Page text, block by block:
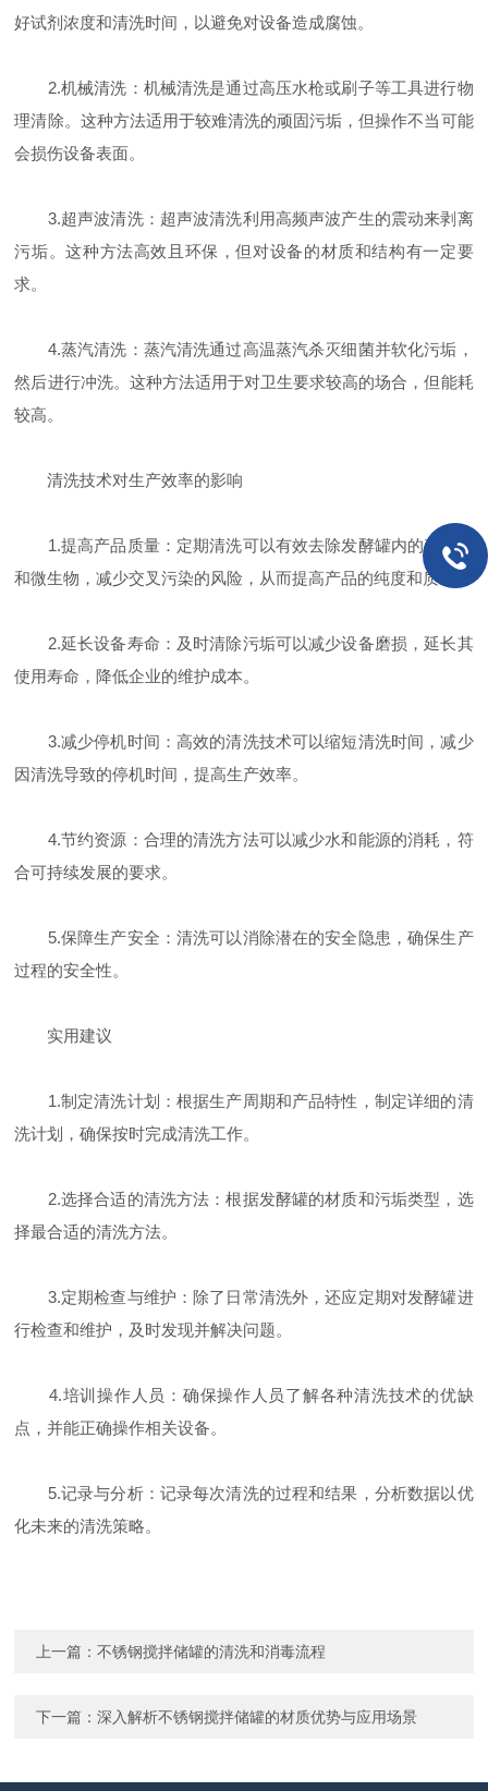
好试剂浓度和清洗时间，以避免对设备造成腐蚀。
2.机械清洗：机械清洗是通过高压水枪或刷子等工具进行物
理清除。这种方法适用于较难清洗的顽固污垢，但操作不当可能
会损伤设备表面。
3.超声波清洗：超声波清洗利用高频声波产生的震动来剥离
污垢。这种方法高效且环保，但对设备的材质和结构有一定要
求。
4.蒸汽清洗：蒸汽清洗通过高温蒸汽杀灭细菌并软化污垢，
然后进行冲洗。这种方法适用于对卫生要求较高的场合，但能耗
较高。
清洗技术对生产效率的影响
1.提高产品质量：定期清洗可以有效去除发酵罐内的残留物
和微生物，减少交叉污染的风险，从而提高产品的纯度和质量。
2.延长设备寿命：及时清除污垢可以减少设备磨损，延长其
使用寿命，降低企业的维护成本。
3.减少停机时间：高效的清洗技术可以缩短清洗时间，减少
因清洗导致的停机时间，提高生产效率。
4.节约资源：合理的清洗方法可以减少水和能源的消耗，符
合可持续发展的要求。
5.保障生产安全：清洗可以消除潜在的安全隐患，确保生产
过程的安全性。
实用建议
1.制定清洗计划：根据生产周期和产品特性，制定详细的清
洗计划，确保按时完成清洗工作。
2.选择合适的清洗方法：根据发酵罐的材质和污垢类型，选
择最合适的清洗方法。
3.定期检查与维护：除了日常清洗外，还应定期对发酵罐进
行检查和维护，及时发现并解决问题。
4.培训操作人员：确保操作人员了解各种清洗技术的优缺
点，并能正确操作相关设备。
5.记录与分析：记录每次清洗的过程和结果，分析数据以优
化未来的清洗策略。
上一篇：不锈钢搅拌储罐的清洗和消毒流程
下一篇：深入解析不锈钢搅拌储罐的材质优势与应用场景